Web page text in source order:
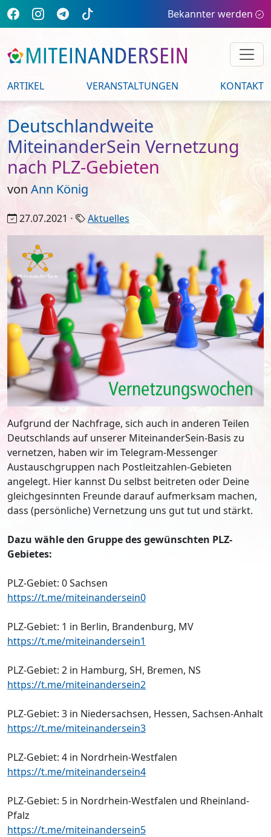
Bekannter werden
ARTIKEL VERANSTALTUNGEN KONTAKT
Deutschlandweite
MiteinanderSein Vernetzung
nach PLZ-Gebieten
von Ann König
27.07.2021 ⋅ Aktuelles
Aufgrund der Nachfrage, sich auch in anderen Teilen
Deutschlands auf unserer MiteinanderSein-Basis zu
vernetzen, haben wir im Telegram-Messenger
Austauschgruppen nach Postleitzahlen-Gebieten
angelegt. Hier kannst Du selbst beitreten oder Deine
gleichgesinnten Freunde darauf aufmerksam machen,
dass (persönliche) Vernetzung uns gut tut und stärkt.
Dazu wähle den Gruppe des gewünschten PLZ-
Gebietes:
PLZ-Gebiet: 0 Sachsen
https://t.me/miteinandersein0
PLZ-Gebiet: 1 in Berlin, Brandenburg, MV
https://t.me/miteinandersein1
PLZ-Gebiet: 2 in Hamburg, SH, Bremen, NS
https://t.me/miteinandersein2
PLZ-Gebiet: 3 in Niedersachsen, Hessen, Sachsen-Anhalt
https://t.me/miteinandersein3
PLZ-Gebiet: 4 in Nordrhein-Westfalen
https://t.me/miteinandersein4
PLZ-Gebiet: 5 in Nordrhein-Westfalen und Rheinland-
Pfalz
https://t.me/miteinandersein5